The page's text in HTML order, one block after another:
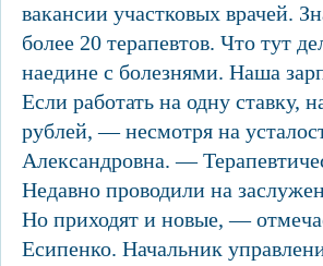
вакансии участковых врачей.
более 20 терапевтов. Что тут
наедине с болезнями. Наша
Если работать на одну ставку,
рублей, — несмотря на
Александровна. —
Недавно проводили на
Но приходят и новые, —
Есипенко. Начальник